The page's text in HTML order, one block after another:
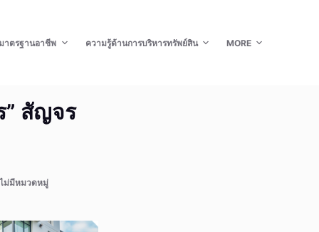
าตรฐานอาชีพ ความรู้ด้านการบริหารทรัพย์สิน MORE
” สัญจร
ไม่มีหมวดหมู่